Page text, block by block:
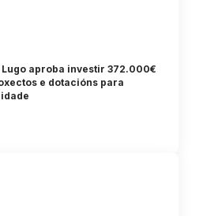
aproba investir 372.000€
e dotacións para